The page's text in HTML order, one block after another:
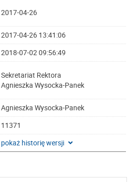
2017-04-26
2017-04-26 13:41:06
2018-07-02 09:56:49
Sekretariat Rektora
Agnieszka Wysocka-Panek
Agnieszka Wysocka-Panek
11371
pokaż historię wersji